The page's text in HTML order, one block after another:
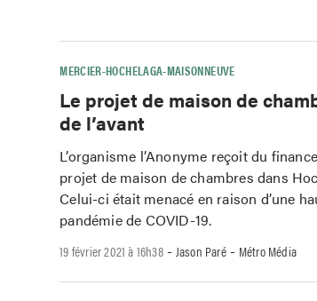
MERCIER-HOCHELAGA-MAISONNEUVE
Le projet de maison de
de l’avant
L’organisme l’Anonyme reçoit du
projet de maison de chambres dans
Celui-ci était menacé en raison d’une
pandémie de COVID-19.
19 février 2021 à 16h38- Jason Paré- Métro Média